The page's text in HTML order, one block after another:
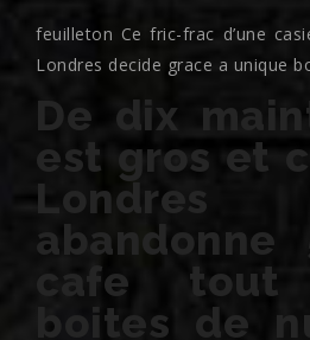
feuilleton Ce fric-frac d’une
Londres decide grace a unique
De dix
est gros et
abandonne
cafe tout
boites de